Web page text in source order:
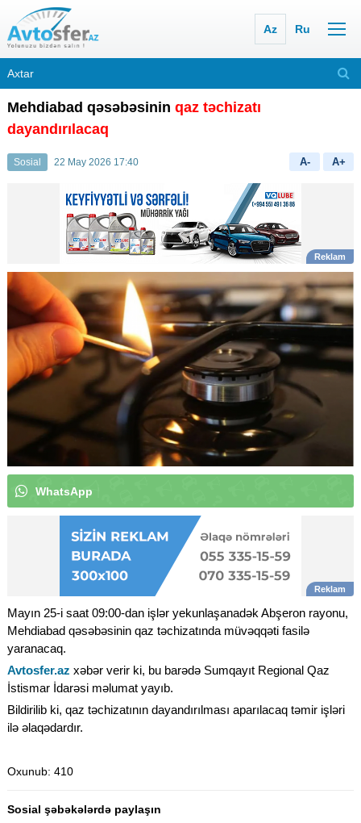
Az Ru
Mehdiabad qəsəbəsinin qaz təchizatı
dayandırılacaq
Sosial 22 May 2026 17:40 A- A+
WhatsApp
Mayın 25-i saat 09:00-dan işlər yekunlaşanadək Abşeron rayonu,
Mehdiabad qəsəbəsinin qaz təchizatında müvəqqəti fasilə
yaranacaq.
Avtosfer.az xəbər verir ki, bu barədə Sumqayıt Regional Qaz
İstismar İdarəsi məlumat yayıb.
Bildirilib ki, qaz təchizatının dayandırılması aparılacaq təmir işləri
ilə əlaqədardır.
Oxunub: 410
Sosial şəbəkələrdə paylaşın